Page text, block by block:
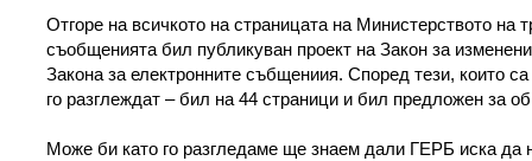
Отгоре на всичкото на страницата на Министерството на
съобщенията бил публикуван проект на Закон за
Закона за електронните събщениия. Според тези, които
го разглеждат – бил на 44 страници и бил предложен за
Може би като го разгледаме ще знаем дали ГЕРБ иска да